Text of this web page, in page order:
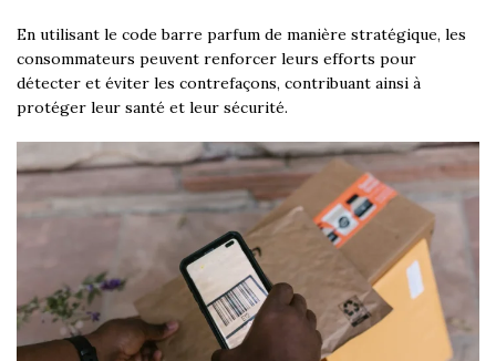
En utilisant le code barre parfum de manière stratégique, les
consommateurs peuvent renforcer leurs efforts pour
détecter et éviter les contrefaçons, contribuant ainsi à
protéger leur santé et leur sécurité.